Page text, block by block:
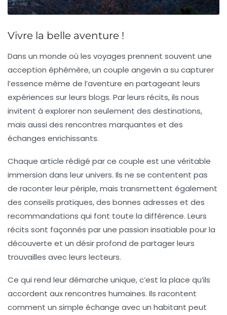
Vivre la belle aventure !
Dans un monde où les voyages prennent souvent une
acception éphémère, un couple angevin a su capturer
l’essence même de l’aventure en partageant leurs
expériences sur leurs blogs. Par leurs récits, ils nous
invitent à explorer non seulement des destinations,
mais aussi des rencontres marquantes et des
échanges enrichissants.
Chaque article rédigé par ce couple est une véritable
immersion dans leur univers. Ils ne se contentent pas
de raconter leur périple, mais transmettent également
des conseils pratiques, des bonnes adresses et des
recommandations qui font toute la différence. Leurs
récits sont façonnés par une passion insatiable pour la
découverte et un désir profond de partager leurs
trouvailles avec leurs lecteurs.
Ce qui rend leur démarche unique, c’est la place qu’ils
accordent aux rencontres humaines. Ils racontent
comment un simple échange avec un habitant peut